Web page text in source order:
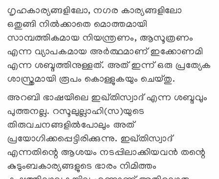
ഗൃഹകാര്യങ്ങളിലോ, നഗര കാര്യങ്ങളിലോ
ഒതുങ്ങി നില്‍ക്കാതെ മൊത്തമായി
സാമ്പത്തികമായ നിയന്ത്രണം, ആസൂത്രണം
എന്ന വ്യാപകമായ അര്‍ത്ഥമാണ് ഇക്കോണമി
എന്ന ശബ്ദത്തിനുള്ളത്. അത് ഇന്ന് ഒരു പ്രത്യേക
ശാസ്ത്രമായി രൂപം കൊള്ളുകയും ചെയ്തു.
അറബി ഭാഷയിലെ ഇഖ്തിസ്വാദ് എന്ന ശബ്ദവും
പുത്തനല്ല. റസൂലുല്ലാഹി(സ)യുടെ
തിരുവചനങ്ങളില്‍പോലും അത്
പ്രയോഗിക്കപ്പെട്ടിരിക്കുന്നു. ഇഖ്തിസ്വാദ്
എന്നതിന്റെ ആശയം നടപ്പിലാക്കിയവന്‍ തന്റെ
കുടുംബകാര്യങ്ങളുടെ ഭാരം നിമിത്തം